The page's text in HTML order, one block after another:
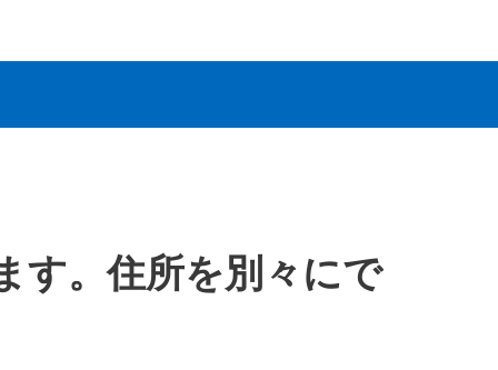
す。住所を別々にで